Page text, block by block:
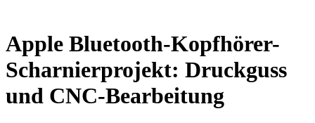
Apple Bluetooth-Kopfhörer-
Scharnierprojekt: Druckguss
und CNC-Bearbeitung